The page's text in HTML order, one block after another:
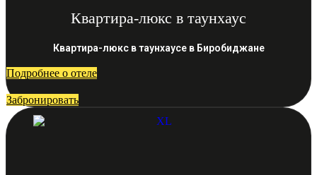
Квартира-люкс в таунхаус
Квартира-люкс в таунхаусе в Биробиджане
Подробнее о отеле
Забронировать